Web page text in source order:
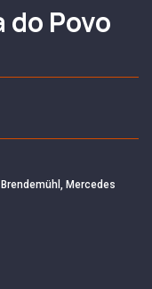
do Povo
Mercedes